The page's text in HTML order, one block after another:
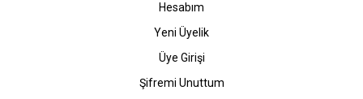
Hesabım
Yeni Üyelik
Üye Girişi
Şifremi Unuttum